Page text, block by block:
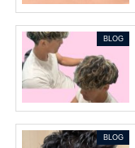
BLOG
BLOG